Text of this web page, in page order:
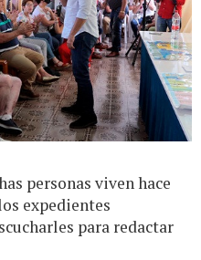
personas viven hace
expedientes
para redactar